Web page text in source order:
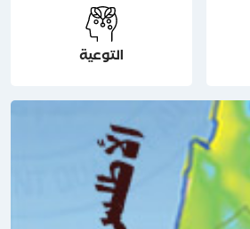
التوعية